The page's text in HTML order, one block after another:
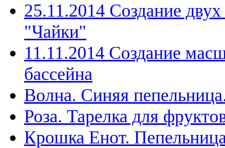
25.11.2014 Создание
"Чайки"
11.11.2014 Создание
бассейна
Волна. Синяя
Роза. Тарелка для
Крошка Енот.